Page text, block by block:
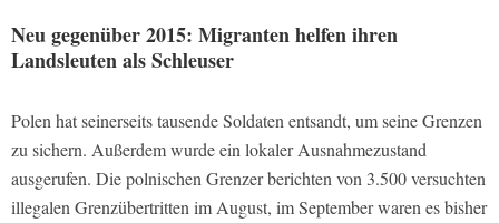
Neu gegenüber 2015: Migranten helfen ihren
Landsleuten als Schleuser
Polen hat seinerseits tausende Soldaten entsandt, um seine Grenzen
zu sichern. Außerdem wurde ein lokaler Ausnahmezustand
ausgerufen. Die polnischen Grenzer berichten von 3.500 versuchten
illegalen Grenzübertritten im August, im September waren es bisher